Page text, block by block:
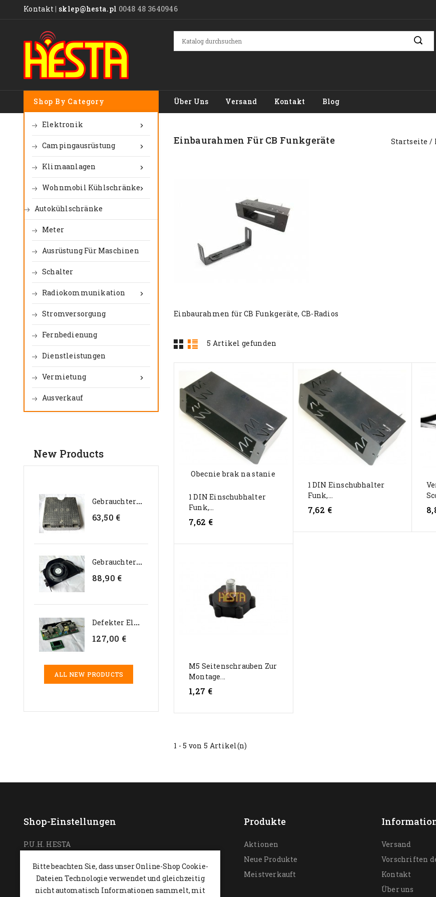
Kontakt| sklep@hesta.pl 0048 48 3640946
Über Uns Versand Kontakt Blog
Shop By Category

Elektronik

Campingausrüstung

Klimaanlagen

Wohnmobil Kühlschränke
Autokühlschränke
Meter
Ausrüstung Für Maschinen
Schalter

Radiokommunikation
Stromversorgung
Fernbedienung
Dienstleistungen

Vermietung
Ausverkauf
New Products
G
Ebrauchter Interner...
63,50 €
G
Ebrauchter Genteq 24V...
88,90 €
D
Efekter Elektroniksatz Für...
127,00 €
ALL NEW PRODUCTS
Einbaurahmen Für CB Funkgeräte Startseite
Einbaurahmen für CB Funkgeräte, CB-Radios
5 Artikel gefunden
Obecnie brak na stanie
1 DIN Einschubhalter
Funk,...
7,62 €
1 DIN Einschubhalter
Funk,...
7,62 €
M5 Seitenschrauben Zur
Montage...
1,27 €
1 - 5 von 5 Artikel(n)
Shop-Einstellungen
P.U.H. HESTA
26-600 Radom,POLEN
0048 48 364 09 46
Produkte
Aktionen
Neue Produkte
Meistverkauft
Versand
Vorschriften
Kontakt
Über uns
Bitte beachten Sie, dass unser Online-Shop Cookie-
Dateien Technologie verwendet und gleichzeitig
nicht automatisch Informationen sammelt, mit